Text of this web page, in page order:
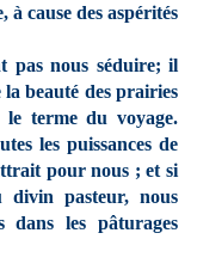
cause des aspérités
pas nous séduire; il
beauté des prairies
terme du voyage.
les puissances de
pour nous ; et si
divin pasteur, nous
les pâturages